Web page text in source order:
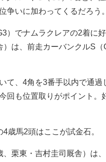
争いに加わってくるだろう。
）でナムラクレアの2着に
）は、前走カーバンクルS
て、4角を3番手以内で通過
回も位置取りがポイント。
歳馬2頭はここが試金石。
栗東・吉村圭司厩舎）は、